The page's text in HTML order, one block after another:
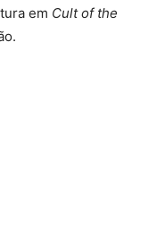
em Cult of the